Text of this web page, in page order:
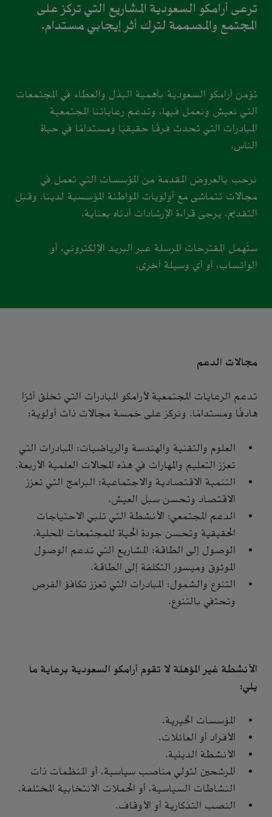
ترعى أرامكو السعودية المشاريع التي تركز على
المجتمع والمصممة لترك أثر إيجابي مستدام.
تؤمن أرامكو السعودية بأهمية البذل والعطاء في المجتمعات
التي نعيش ونعمل فيها، وتدعم رعاياتنا المجتمعية
المبادرات التي تحدث فرقًا حقيقيًا ومستدامًا في حياة
الناس.
نرحب بالعروض المقدمة من المؤسسات التي تعمل في
مجالات تتماشى مع أولويات المواطنة المؤسسية لدينا. وقبل
التقديم، يرجى قراءة الإرشادات أدناه بعناية.
ستُهمل المقترحات المرسلة عبر البريد الإلكتروني، أو
الواتساب، أو أي وسيلة أخرى.
مجالات الدعم
تدعم الرعايات المجتمعية لأرامكو المبادرات التي تخلق أثرًا
هادفًا ومستدامًا. ونركز على خمسة مجالات ذات أولوية:
العلوم والتقنية والهندسة والرياضيات: المبادرات التي
تعزز التعليم والمهارات في هذه المجالات العلمية الأربعة.
التنمية الاقتصادية والاجتماعية: البرامج التي تعزز
الاقتصاد وتحسن سبل العيش.
الدعم المجتمعي: الأنشطة التي تلبي الاحتياجات
الحقيقية وتحسن جودة الحياة للمجتمعات المحلية.
الوصول إلى الطاقة: المشاريع التي تدعم الوصول
الموثوق وميسور التكلفة إلى الطاقة.
التنوع والشمول: المبادرات التي تعزز تكافؤ الفرص
وتحتفي بالتنوع.
الأنشطة غير المؤهلة لا تقوم أرامكو السعودية برعاية ما
يلي:
المؤسسات الخيرية.
الأفراد أو العائلات.
الأنشطة الدينية.
المرشحين لتولي مناصب سياسية، أو المنظمات ذات
النشاطات السياسية، أو الحملات الانتخابية المختلفة.
النصب التذكارية أو الأوقاف.